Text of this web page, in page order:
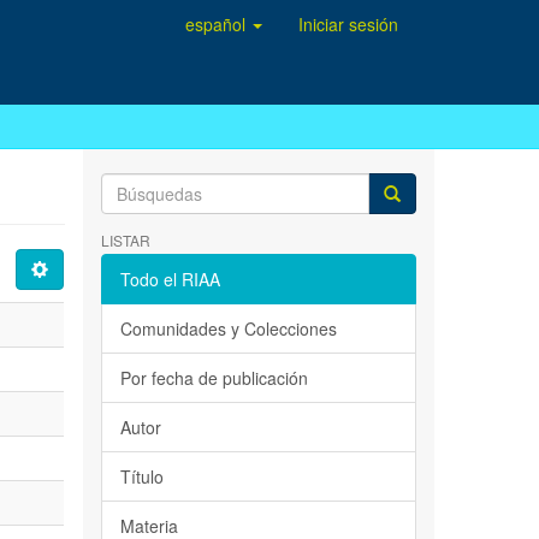
español Iniciar sesión
LISTAR
Todo el RIAA
Comunidades y Colecciones
Por fecha de publicación
Autor
Título
Materia